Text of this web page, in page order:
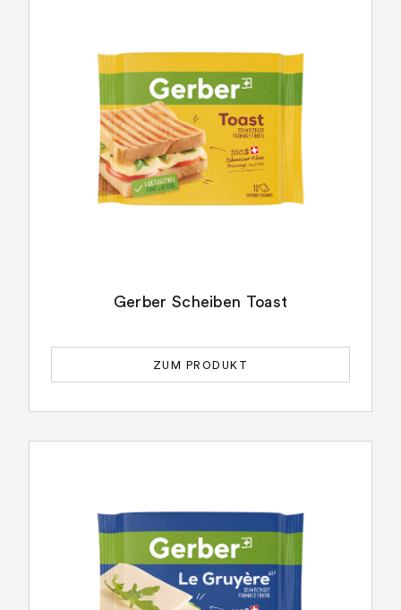
Gerber Scheiben Toast
ZUM PRODUKT